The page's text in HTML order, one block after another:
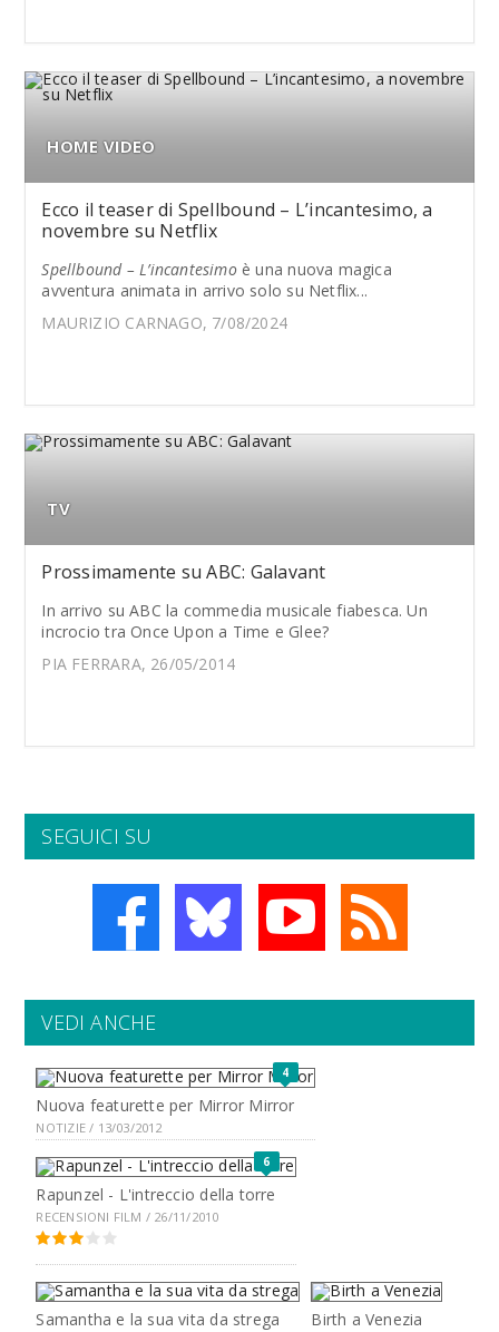
HOME VIDEO
Ecco il teaser di Spellbound – L’incantesimo, a
novembre su Netflix
Spellbound – L’incantesimo è una nuova magica
avventura animata in arrivo solo su Netflix...
MAURIZIO CARNAGO, 7/08/2024
TV
Prossimamente su ABC: Galavant
In arrivo su ABC la commedia musicale fiabesca. Un
incrocio tra Once Upon a Time e Glee?
PIA FERRARA, 26/05/2014
SEGUICI SU
VEDI ANCHE
4
Nuova featurette per Mirror Mirror
NOTIZIE / 13/03/2012
6
Rapunzel - L'intreccio della torre
RECENSIONI FILM / 26/11/2010
Samantha e la sua vita da strega Birth a Venezia